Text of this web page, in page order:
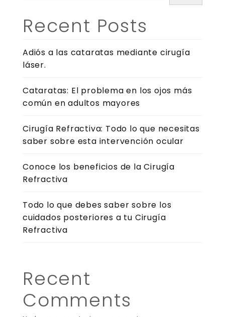
Recent Posts
Adiós a las cataratas mediante cirugía
láser.
Cataratas: El problema en los ojos más
común en adultos mayores
Cirugía Refractiva: Todo lo que necesitas
saber sobre esta intervención ocular
Conoce los beneficios de la Cirugía
Refractiva
Todo lo que debes saber sobre los
cuidados posteriores a tu Cirugía
Refractiva
Recent
Comments